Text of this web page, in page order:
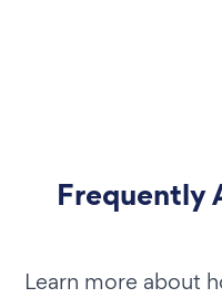
Frequently
Learn more about